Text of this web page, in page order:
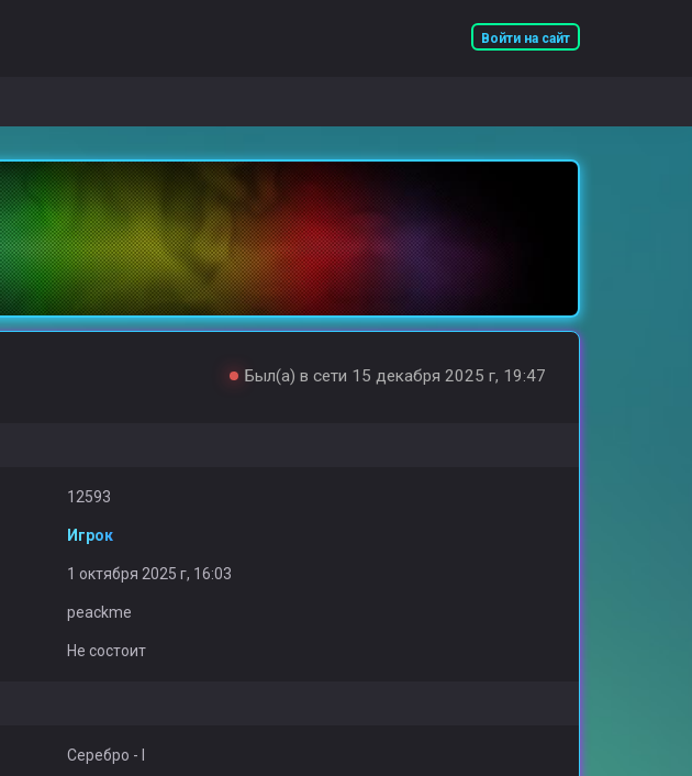
Войти на сайт
Был(а) в сети 15 декабря 2025 г, 19:47
12593
Игрок
1 октября 2025 г, 16:03
peackme
Не состоит
Серебро - I